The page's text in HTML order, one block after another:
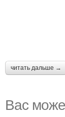
читать дальше →
Вас